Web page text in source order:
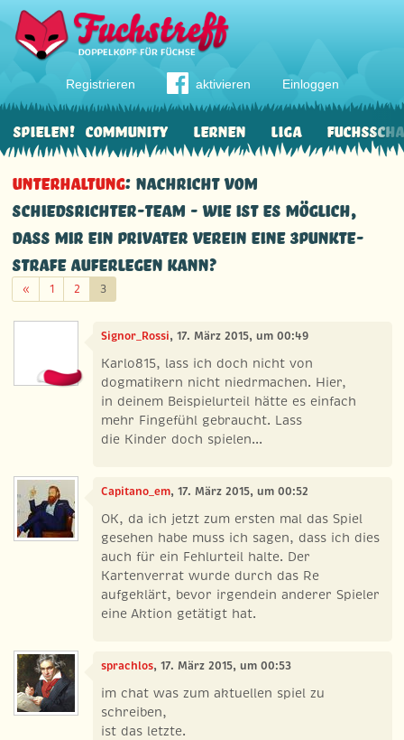
Registrieren aktivieren Einloggen
Community Lernen Liga
Spielen!
Unterhaltung: Nachricht vom
Schiedsrichter-Team - wie ist es möglich,
dass mir ein privater Verein eine 3Punkte-
Strafe auferlegen kann?
«Zurück
1 2 3
Signor_Rossi, 17. März 2015, um 00:49
Karlo815, lass ich doch nicht von
dogmatikern nicht niedrmachen. Hier,
in deinem Beispielurteil hätte es einfach
mehr Fingefühl gebraucht. Lass
die Kinder doch spielen...
Capitano_em, 17. März 2015, um 00:52
OK, da ich jetzt zum ersten mal das Spiel
gesehen habe muss ich sagen, dass ich dies
auch für ein Fehlurteil halte. Der
Kartenverrat wurde durch das Re
aufgeklärt, bevor irgendein anderer Spieler
eine Aktion getätigt hat.
sprachlos, 17. März 2015, um 00:53
im chat was zum aktuellen spiel zu
schreiben,
ist das letzte.